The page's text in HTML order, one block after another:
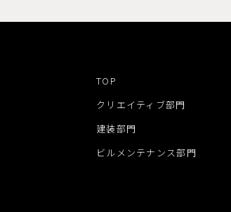
TOP
クリエイティブ部門
建装部門
ビルメンテナンス部門